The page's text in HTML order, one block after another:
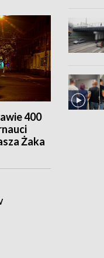
400
Żaka